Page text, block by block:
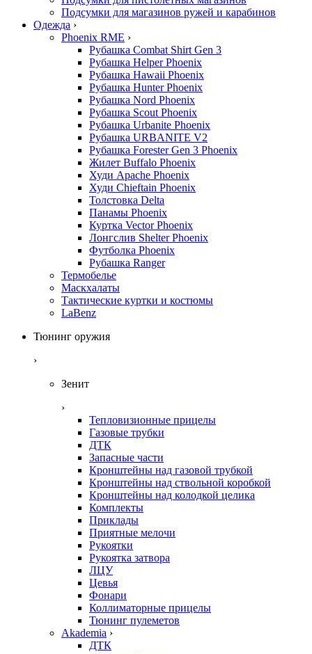
Подсумки для магазинов ружей и карабинов
Одежда ›
Phoenix RME ›
Рубашка Combat Shirt Gen 3
Рубашка Helper Phoenix
Рубашка Hawaii Phoenix
Рубашка Hunter Phoenix
Рубашка Nord Phoenix
Рубашка Scout Phoenix
Рубашка Urbanite Phoenix
Рубашка URBANITE V2
Рубашка Forester Gen 3 Phoenix
Жилет Buffalo Phoenix
Худи Apache Phoenix
Худи Chieftain Phoenix
Толстовка Delta
Панамы Phoenix
Куртка Vector Phoenix
Лонгслив Shelter Phoenix
Футболка Phoenix
Рубашка Ranger
Термобелье
Маскхалаты
Тактические куртки и костюмы
LaBenz
Тюнинг оружия
›
Зенит
›
Тепловизионные прицелы
Газовые трубки
ДТК
Запасные части
Кронштейны над газовой трубкой
Кронштейны над ствольной коробкой
Кронштейны над колодкой целика
Комплекты
Приклады
Приятные мелочи
Рукоятки
Рукоятка затвора
ЛЦУ
Цевья
Фонари
Коллиматорные прицелы
Тюнинг пулеметов
Akademia ›
ДТК